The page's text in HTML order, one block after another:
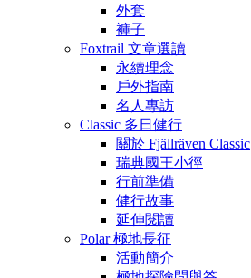
外套
褲子
Foxtrail 文章選讀
永續理念
戶外指南
名人專訪
Classic 多日健行
關於 Fjällräven Classic
瑞典國王小徑
行前準備
健行故事
延伸閱讀
Polar 極地長征
活動簡介